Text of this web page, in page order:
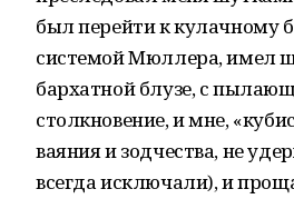
был перейти к кулачному
системой Мюллера, имел
бархатной блузе, с
столкновение, и мне,
ваяния и зодчества, не
всегда исключали), и